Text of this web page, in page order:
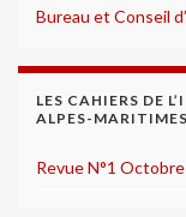
Bureau et Conseil
LES CAHIERS DE
ALPES-MARITIMES
Revue N°1